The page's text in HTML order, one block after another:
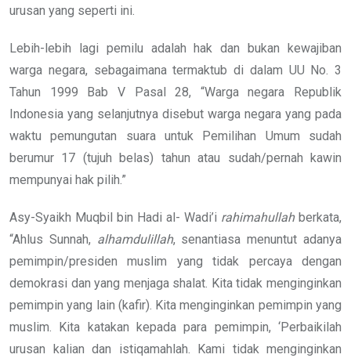
urusan yang seperti ini.
Lebih-lebih lagi pemilu adalah hak dan bukan kewajiban
warga negara, sebagaimana termaktub di dalam UU No. 3
Tahun 1999 Bab V Pasal 28, “Warga negara Republik
Indonesia yang selanjutnya disebut warga negara yang pada
waktu pemungutan suara untuk Pemilihan Umum sudah
berumur 17 (tujuh belas) tahun atau sudah/pernah kawin
mempunyai hak pilih.”
Asy-Syaikh Muqbil bin Hadi al- Wadi’i rahimahullahberkata,
“Ahlus Sunnah, alhamdulillah, senantiasa menuntut adanya
pemimpin/presiden muslim yang tidak percaya dengan
demokrasi dan yang menjaga shalat. Kita tidak menginginkan
pemimpin yang lain (kafir). Kita menginginkan pemimpin yang
muslim. Kita katakan kepada para pemimpin, ‘Perbaikilah
urusan kalian dan istiqamahlah. Kami tidak menginginkan